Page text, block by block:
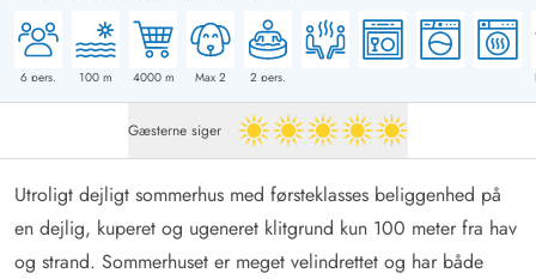
6 pers. 100 m 4000m Max 2 2 pers.
Gæsterne siger 5 ud af 5
Utroligt dejligt sommerhus med førsteklasses beliggenhed på
en dejlig, kuperet og ugeneret klitgrund kun 100 meter fra hav
og strand. Sommerhuset er meget velindrettet og har både